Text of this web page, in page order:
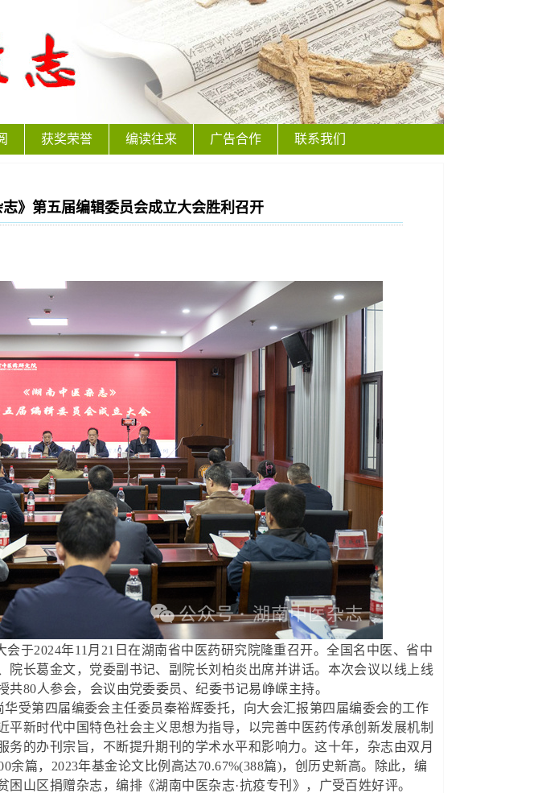
获奖荣誉 编读往来 广告合作 联系我们
志》第五届编辑委员会成立大会胜利召开
于2024年11月21日在湖南省中医药研究院隆重召开。全国名中医、省中
院长葛金文，党委副书记、副院长刘柏炎出席并讲话。本次会议以线上线
80人参会，会议由党委委员、纪委书记易峥嵘主持。
受第四届编委会主任委员秦裕辉委托，向大会汇报第四届编委会的工作
平新时代中国特色社会主义思想为指导，以完善中医药传承创新发展机制
务的办刊宗旨，不断提升期刊的学术水平和影响力。这十年，杂志由双月
余篇，2023年基金论文比例高达70.67%(388篇)，创历史新高。除此，编
山区捐赠杂志，编排《湖南中医杂志·抗疫专刊》，广受百姓好评。